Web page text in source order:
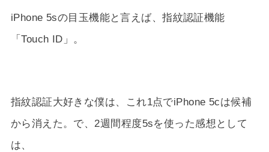
iPhone 5sの目玉機能と言えば、指紋認証機能
「Touch ID」。
指紋認証大好きな僕は、これ1点でiPhone 5cは候補
から消えた。で、2週間程度5sを使った感想として
は、